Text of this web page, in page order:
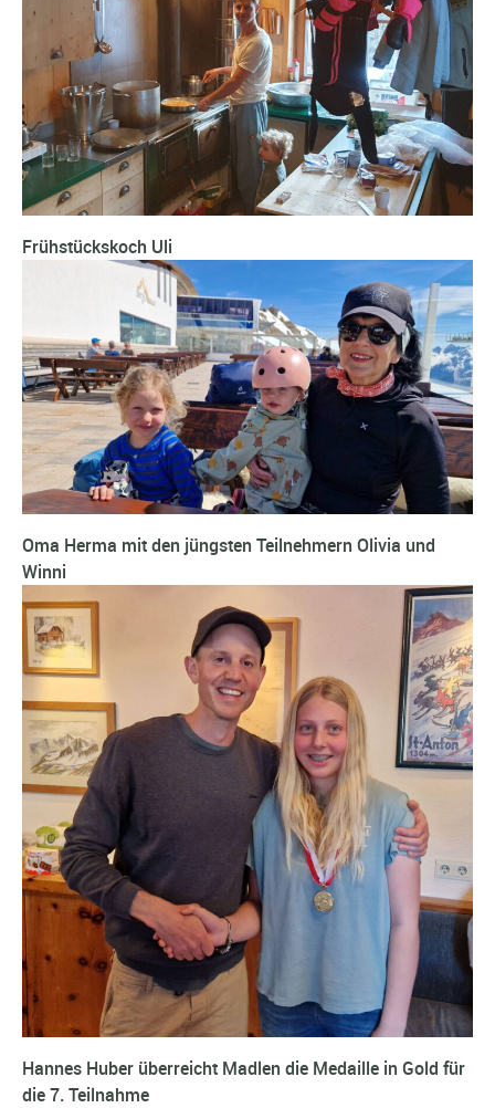
Frühstückskoch Uli
Oma Herma mit den jüngsten Teilnehmern Olivia und
Winni
Hannes Huber überreicht Madlen die Medaille in Gold für
die 7. Teilnahme